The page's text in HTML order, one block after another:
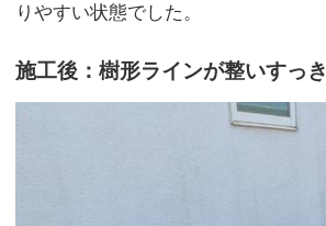
りやすい状態でした。
施工後：樹形ラインが整いすっ